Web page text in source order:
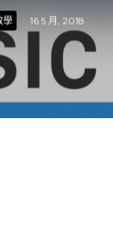
學 · 16 5 月, 2018